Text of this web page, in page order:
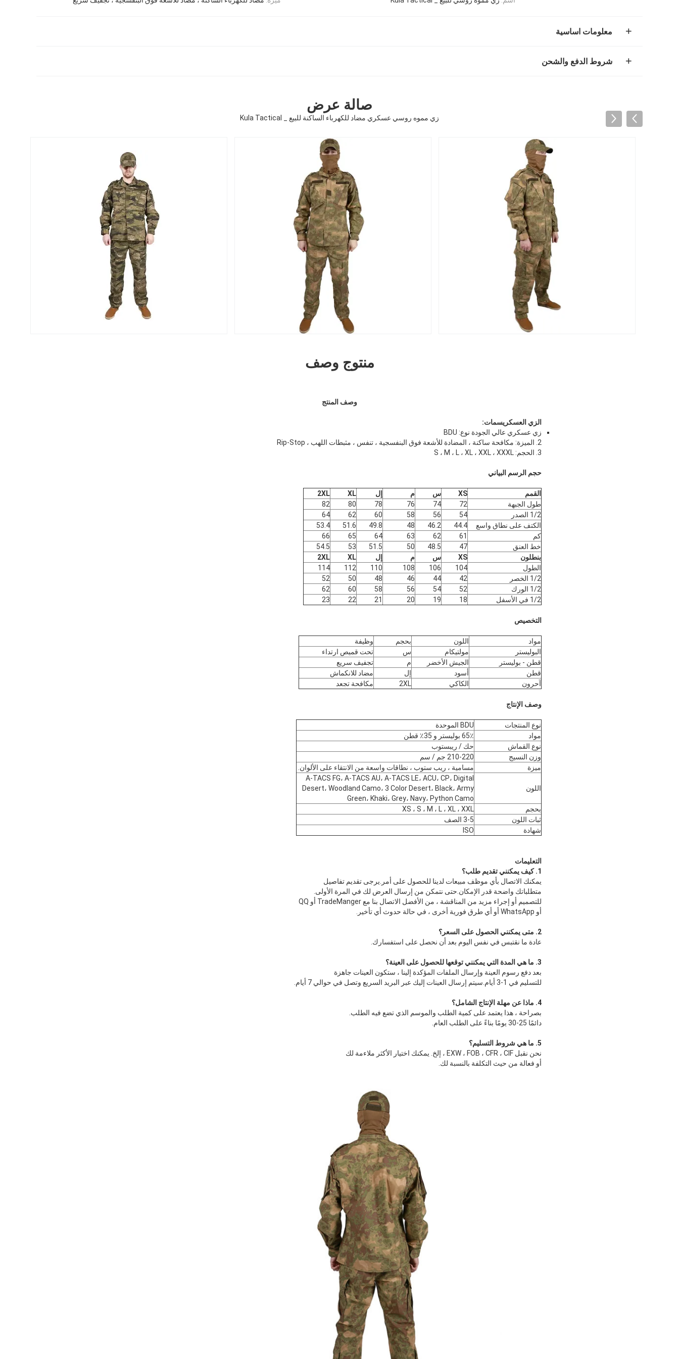
معلومات اساسية
شروط الدفع والشحن
صالة عرض
زي مموه روسي عسكري مضاد للكهرباء الساكنة للبيع _ Kula Tactical
منتوج وصف
وصف المنتج
الزي العسكريسمات:
زي عسكري عالي الجودة نوع: BDU
2. الميزة: مكافحة ساكنة ، المضادة للأشعة فوق البنفسجية ، تنفس ، مثبطات اللهب ، Rip-Stop
3. الحجم: S ، M ، L ، XL ، XXL ، XXXL
حجم الرسم البياني
القمم XS س م إل XL
2XL
طول الجبهة
72
74
76
78
80
82
1/2 الصدر
54
56
58
60
62
64
الكتف على نطاق واسع
44.4
46.2
48
49.8
51.6
53.4
كم
61
62
63
64
65
66
خط العنق
47
48.5
50
51.5
53
54.5
بنطلون
XS س م إل XL
2XL
الطول
104
106
108
110
112
114
1/2 الخصر
42
44
46
48
50
52
1/2 الورك
52
54
56
58
60
62
1/2 في الأسفل
18
19
20
21
22
23
التخصيص
مواد اللون بحجم
وظيفة
البوليستر
مولتيكام س
تحت قميص ارتداء
قطن - بوليستر
الجيش الأخضر م
تجفيف سريع
قطن
أسود إل
مضاد للانكماش
آحرون
الكاكي 2XL مكافحة تجعد
وصف الإنتاج
نوع المنتجات
BDU الموحدة
مواد
65٪ بوليستر و 35٪ قطن
نوع القماش
حك / ريبستوب
وزن النسيج
210-220 جم / سم
ميزة
مسامية ، ريب ستوب ، نطاقات واسعة من الانتقاء على الألوان.
اللون
A-TACS FG، A-TACS AU، A-TACS LE، ACU، CP، Digital
Desert، Woodland Camo، 3 Color Desert، Black، Army
Green، Khaki، Grey، Navy، Python Camo
بحجم
XS ، S ، M ، L ، XL ، XXL
ثبات اللون
3-5 الصف
شهادة
ISO
التعليمات
1. كيف يمكنني تقديم طلب؟
يمكنك الاتصال بأي موظف مبيعات لدينا للحصول على أمر.يرجى تقديم تفاصيل
متطلباتك واضحة قدر الإمكان.حتى نتمكن من إرسال العرض لك في المرة الأولى.
للتصميم أو إجراء مزيد من المناقشة ، من الأفضل الاتصال بنا مع TradeManger أو QQ
أو WhatsApp أو أي طرق فورية أخرى ، في حالة حدوث أي تأخير.
2. متى يمكنني الحصول على السعر؟
عادة ما نقتبس في نفس اليوم بعد أن نحصل على استفسارك.
3. ما هي المدة التي يمكنني توقعها للحصول على العينة؟
بعد دفع رسوم العينة وإرسال الملفات المؤكدة إلينا ، ستكون العينات جاهزة
للتسليم في 1-3 أيام.سيتم إرسال العينات إليك عبر البريد السريع وتصل في حوالي 7 أيام.
4. ماذا عن مهلة الإنتاج الشامل؟
بصراحة ، هذا يعتمد على كمية الطلب والموسم الذي تضع فيه الطلب.
دائمًا 25-30 يومًا بناءً على الطلب العام.
5. ما هي شروط التسليم؟
نحن نقبل EXW ، FOB ، CFR ، CIF ، إلخ. يمكنك اختيار الأكثر ملاءمة لك
أو فعالة من حيث التكلفة بالنسبة لك.